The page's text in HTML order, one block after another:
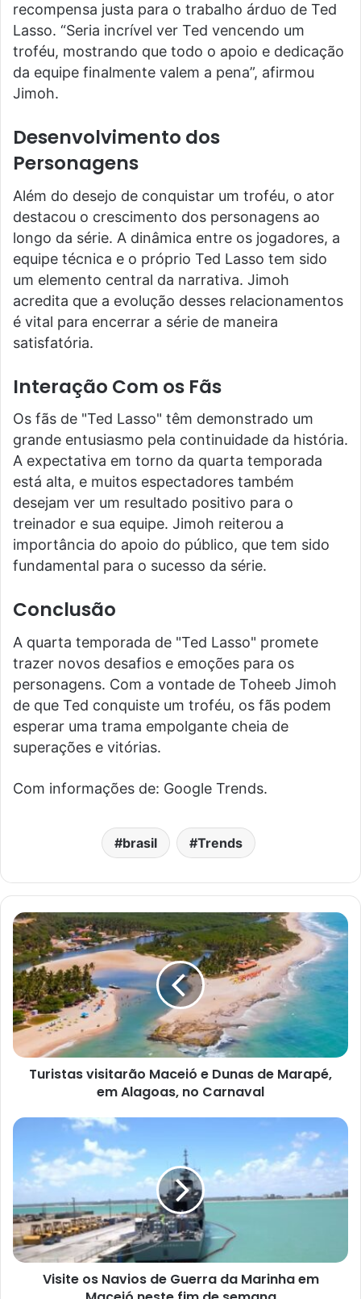
recompensa justa para o trabalho árduo de Ted
Lasso. “Seria incrível ver Ted vencendo um
troféu, mostrando que todo o apoio e dedicação
da equipe finalmente valem a pena”, afirmou
Jimoh.
Desenvolvimento dos
Personagens
Além do desejo de conquistar um troféu, o ator
destacou o crescimento dos personagens ao
longo da série. A dinâmica entre os jogadores, a
equipe técnica e o próprio Ted Lasso tem sido
um elemento central da narrativa. Jimoh
acredita que a evolução desses relacionamentos
é vital para encerrar a série de maneira
satisfatória.
Interação Com os Fãs
Os fãs de "Ted Lasso" têm demonstrado um
grande entusiasmo pela continuidade da história.
A expectativa em torno da quarta temporada
está alta, e muitos espectadores também
desejam ver um resultado positivo para o
treinador e sua equipe. Jimoh reiterou a
importância do apoio do público, que tem sido
fundamental para o sucesso da série.
Conclusão
A quarta temporada de "Ted Lasso" promete
trazer novos desafios e emoções para os
personagens. Com a vontade de Toheeb Jimoh
de que Ted conquiste um troféu, os fãs podem
esperar uma trama empolgante cheia de
superações e vitórias.
Com informações de: Google Trends.
brasil Trends
Turistas visitarão Maceió e Dunas de Marapé,
em Alagoas, no Carnaval
Visite os Navios de Guerra da Marinha em